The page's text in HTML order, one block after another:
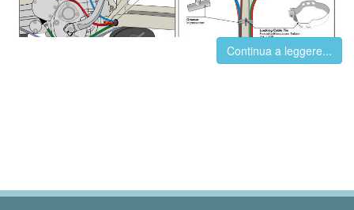
Continua a leggere...